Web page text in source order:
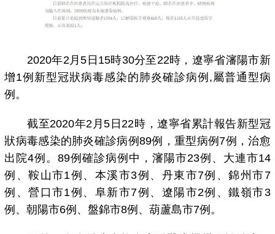
2020年2月5日15時30分至22時，遼寧省瀋陽市新
增1例新型冠狀病毒感染的肺炎確診病例,屬普通型病
例。
截至2020年2月5日22時，遼寧省累計報告新型冠
狀病毒感染的肺炎確診病例89例，重型病例7例，治愈
出院4例。89例確診病例中，瀋陽市23例、大連市14
例、鞍山市1例、本溪市3例、丹東市7例、錦州市7
例、營口市1例、阜新市7例、遼陽市2例、鐵嶺市3
例、朝陽市6例、盤錦市8例、葫蘆島市7例。